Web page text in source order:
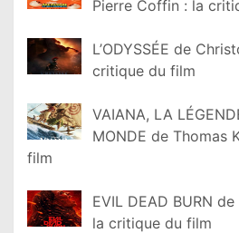
Pierre Coffin : la
L’ODYSSÉE de
critique du film
VAIANA, LA
MONDE de Thomas
film
EVIL DEAD BURN
la critique du film